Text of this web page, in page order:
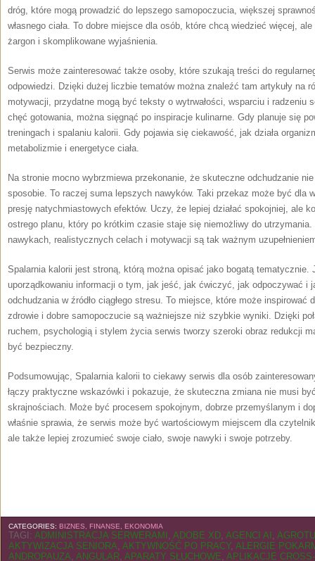
dróg, które mogą prowadzić do lepszego samopoczucia, większej
własnego ciała. To dobre miejsce dla osób, które chcą wiedzieć więcej,
żargon i skomplikowane wyjaśnienia.
Serwis może zainteresować także osoby, które szukają treści do
odpowiedzi. Dzięki dużej liczbie tematów można znaleźć tam artykuły na
motywacji, przydatne mogą być teksty o wytrwałości, wsparciu i radzeniu
chęć gotowania, można sięgnąć po inspiracje kulinarne. Gdy planuje się
treningach i spalaniu kalorii. Gdy pojawia się ciekawość, jak działa
metabolizmie i energetyce ciała.
Na stronie mocno wybrzmiewa przekonanie, że skuteczne odchudzanie
sposobie. To raczej suma lepszych nawyków. Taki przekaz może być dla
presję natychmiastowych efektów. Uczy, że lepiej działać spokojniej, ale
ostrego planu, który po krótkim czasie staje się niemożliwy do utrzymania.
nawykach, realistycznych celach i motywacji są tak ważnym
Spalarnia kalorii jest stroną, którą można opisać jako bogatą tematycznie.
uporządkowaniu informacji o tym, jak jeść, jak ćwiczyć, jak odpoczywać i
odchudzania w źródło ciągłego stresu. To miejsce, które może inspirować
zdrowie i dobre samopoczucie są ważniejsze niż szybkie wyniki. Dzięki
ruchem, psychologią i stylem życia serwis tworzy szeroki obraz redukcji
być bezpieczny.
Podsumowując, Spalarnia kalorii to ciekawy serwis dla osób
łączy praktyczne wskazówki i pokazuje, że skuteczna zmiana nie musi
skrajnościach. Może być procesem spokojnym, dobrze przemyślanym i
właśnie sprawia, że serwis może być wartościowym miejscem dla
ale także lepiej zrozumieć swoje ciało, swoje nawyki i swoje potrzeby.
CATEGORIES: BIZNES, FINANSE, EKONOMIA
TAGI: ADMINISTRACJA SERWERAMI , ADOBE XD, AGENCI AI ,
AKTYWIZACJA SENIORA, AKTYWNOŚĆ PO PRACY, ALERGIE
ANDROPAUZA, ANGULAR, APARATY SŁUCHOWE, APLIKACJE